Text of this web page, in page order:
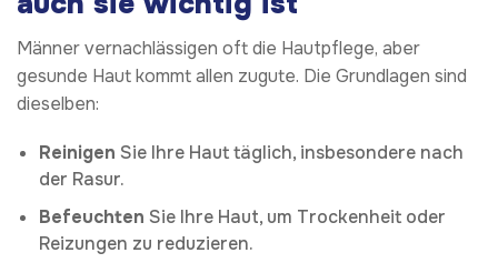
Männer vernachlässigen oft die Hautpflege, aber
gesunde Haut kommt allen zugute. Die Grundlagen sind
dieselben:
Reinigen Sie Ihre Haut täglich, insbesondere nach
der Rasur.
Befeuchten Sie Ihre Haut, um Trockenheit oder
Reizungen zu reduzieren.